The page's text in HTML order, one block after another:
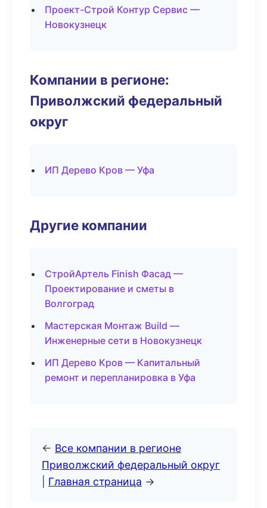
Проект-Строй Контур Сервис —
Новокузнецк
Компании в регионе:
Приволжский федеральный
округ
ИП Дерево Кров — Уфа
Другие компании
СтройАртель Finish Фасад —
Проектирование и сметы в
Волгоград
Мастерская Монтаж Build —
Инженерные сети в Новокузнецк
ИП Дерево Кров — Капитальный
ремонт и перепланировка в Уфа
← Все компании в регионе
Приволжский федеральный округ
Главная страница →